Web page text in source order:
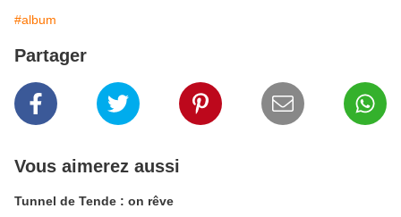
#album
Partager
Vous aimerez aussi
Tunnel de Tende : on rêve